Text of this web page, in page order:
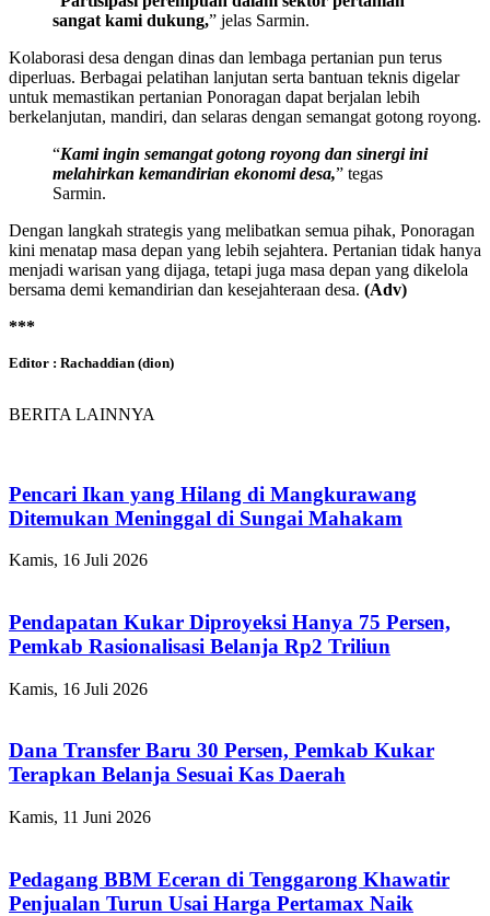
sangat kami dukung,” jelas Sarmin.
Kolaborasi desa dengan dinas dan lembaga pertanian pun terus
diperluas. Berbagai pelatihan lanjutan serta bantuan teknis digelar
untuk memastikan pertanian Ponoragan dapat berjalan lebih
berkelanjutan, mandiri, dan selaras dengan semangat gotong royong.
“Kami ingin semangat gotong royong dan sinergi ini
melahirkan kemandirian ekonomi desa,” tegas
Sarmin.
Dengan langkah strategis yang melibatkan semua pihak, Ponoragan
kini menatap masa depan yang lebih sejahtera. Pertanian tidak hanya
menjadi warisan yang dijaga, tetapi juga masa depan yang dikelola
bersama demi kemandirian dan kesejahteraan desa. (Adv)
***
Editor : Rachaddian (dion)
BERITA LAINNYA
Pencari Ikan yang Hilang di Mangkurawang
Ditemukan Meninggal di Sungai Mahakam
Kamis, 16 Juli 2026
Pendapatan Kukar Diproyeksi Hanya 75 Persen,
Pemkab Rasionalisasi Belanja Rp2 Triliun
Kamis, 16 Juli 2026
Dana Transfer Baru 30 Persen, Pemkab Kukar
Terapkan Belanja Sesuai Kas Daerah
Kamis, 11 Juni 2026
Pedagang BBM Eceran di Tenggarong Khawatir
Penjualan Turun Usai Harga Pertamax Naik